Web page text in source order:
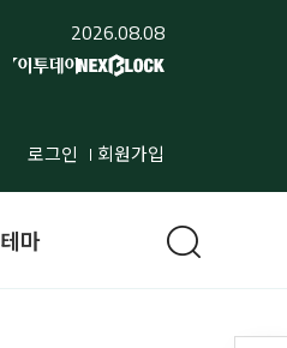
2026.08.08
로그인 회원가입
테마